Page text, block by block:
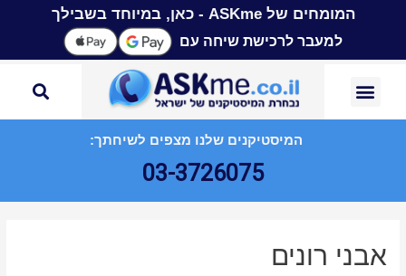
המומחים של ASKme - כאן, במיוחד בשבילך
למעבר לרכישת שיחה עם
המיסטיקנים שלנו מצפים לשיחתך:
03-3726075
אבני רונים